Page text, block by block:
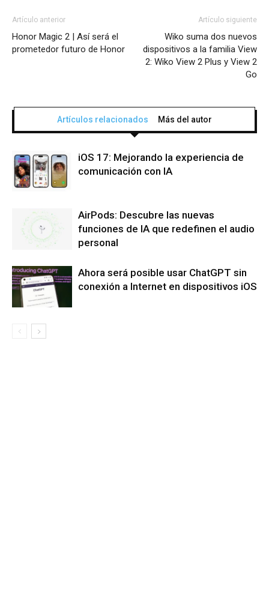
Artículo anterior
Honor Magic 2 | Así será el
prometedor futuro de Honor
Artículo siguiente
Wiko suma dos nuevos
dispositivos a la familia View
2: Wiko View 2 Plus y View 2
Go
Artículos relacionados Más del autor
iOS 17: Mejorando la experiencia de
comunicación con IA
AirPods: Descubre las nuevas
funciones de IA que redefinen el audio
personal
Ahora será posible usar ChatGPT sin
conexión a Internet en dispositivos iOS